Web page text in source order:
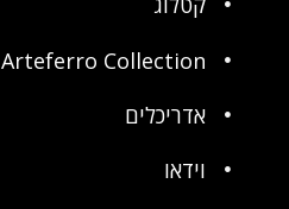
Arteferro Collection
אדריכלים
וידאו